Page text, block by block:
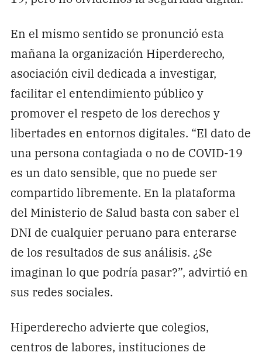
En el mismo sentido se pronunció esta
mañana la organización Hiperderecho,
asociación civil dedicada a investigar,
facilitar el entendimiento público y
promover el respeto de los derechos y
libertades en entornos digitales. “El dato de
una persona contagiada o no de COVID-19
es un dato sensible, que no puede ser
compartido libremente. En la plataforma
del Ministerio de Salud basta con saber el
DNI de cualquier peruano para enterarse
de los resultados de sus análisis. ¿Se
imaginan lo que podría pasar?”, advirtió en
sus redes sociales.
Hiperderecho advierte que colegios,
centros de labores, instituciones de